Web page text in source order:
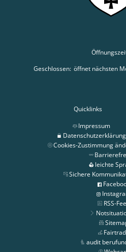
Klicken, um weitere Öffnungs-
Geschlossen: öffnet nächsten
Quicklinks
Impressum
Datenschutzerklärung
Cookies-Zustimmung
leichte
Sichere
RSS-
audit